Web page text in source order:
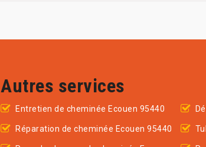
Autres services
Entretien de cheminée Ecouen 95440
Réparation de cheminée Ecouen 95440